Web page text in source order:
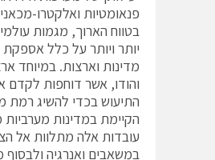
פנאומטיות ואלקטרו-
בטווח הארוך, מגמות
יותר ויותר על כלל
מדינות וארצות. במיוחד
והודו, אשר דוחפות לקדם
התיעוש בכדי להשיג רמת
הקיימת במדינות
עובדות אלה מתלוות אל
במשאבים ואנרגיה ולבסוף